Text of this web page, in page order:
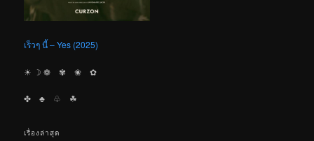
เร็วๆ นี้ – Yes (2025)
☀︎ ☽ ❁ ✾ ❀ ✿
✤ ♣︎ ♧ ☘︎
เรื่องล่าสุด